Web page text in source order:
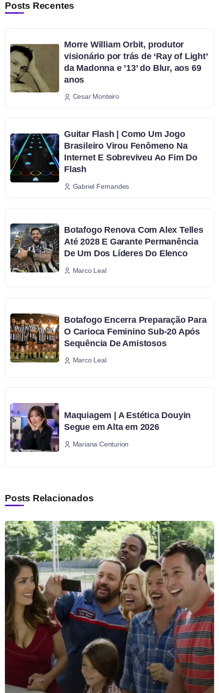
Posts Recentes
Morre William Orbit, produtor
visionário por trás de ‘Ray of Light’
da Madonna e ’13’ do Blur, aos 69
anos
Cesar Monteiro
Guitar Flash | Como Um Jogo
Brasileiro Virou Fenômeno Na
Internet E Sobreviveu Ao Fim Do
Flash
Gabriel Fernandes
Botafogo Renova Com Alex Telles
Até 2028 E Garante Permanência
De Um Dos Líderes Do Elenco
Marco Leal
Botafogo Encerra Preparação Para
O Carioca Feminino Sub-20 Após
Sequência De Amistosos
Marco Leal
Maquiagem | A Estética Douyin
Segue em Alta em 2026
Mariana Centurion
Posts Relacionados